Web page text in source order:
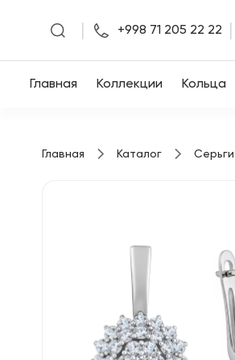
Главная
+998 71 205 22 22
Главная Коллекции Кольца
Главная Каталог Серьги